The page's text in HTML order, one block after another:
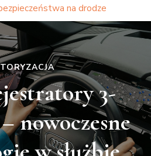
na drodze
3-
nowoczesne